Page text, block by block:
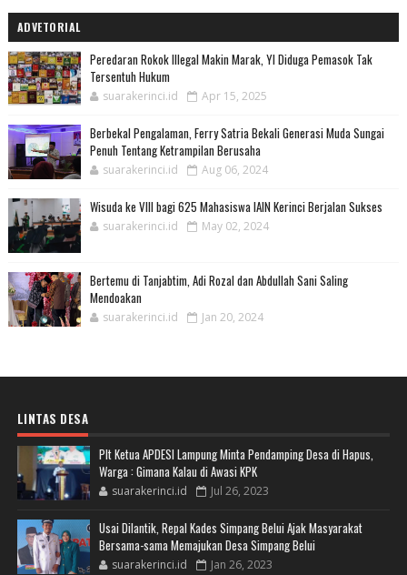
ADVETORIAL
Peredaran Rokok Illegal Makin Marak, YI Diduga Pemasok Tak
Tersentuh Hukum
suarakerinci.id Apr 15, 2025
Berbekal Pengalaman, Ferry Satria Bekali Generasi Muda Sungai
Penuh Tentang Ketrampilan Berusaha
suarakerinci.id Aug 06, 2024
Wisuda ke VIII bagi 625 Mahasiswa IAIN Kerinci Berjalan Sukses
suarakerinci.id May 02, 2024
Bertemu di Tanjabtim, Adi Rozal dan Abdullah Sani Saling
Mendoakan
suarakerinci.id Jan 20, 2024
LINTAS DESA
Plt Ketua APDESI Lampung Minta Pendamping Desa di Hapus,
Warga : Gimana Kalau di Awasi KPK
suarakerinci.id Jul 26, 2023
Usai Dilantik, Repal Kades Simpang Belui Ajak Masyarakat
Bersama-sama Memajukan Desa Simpang Belui
suarakerinci.id Jan 26, 2023